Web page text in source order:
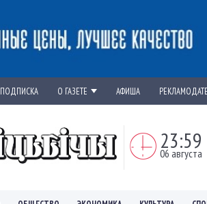
ПОДПИСКА О ГАЗЕТЕ АФИША
23:59
06 августа